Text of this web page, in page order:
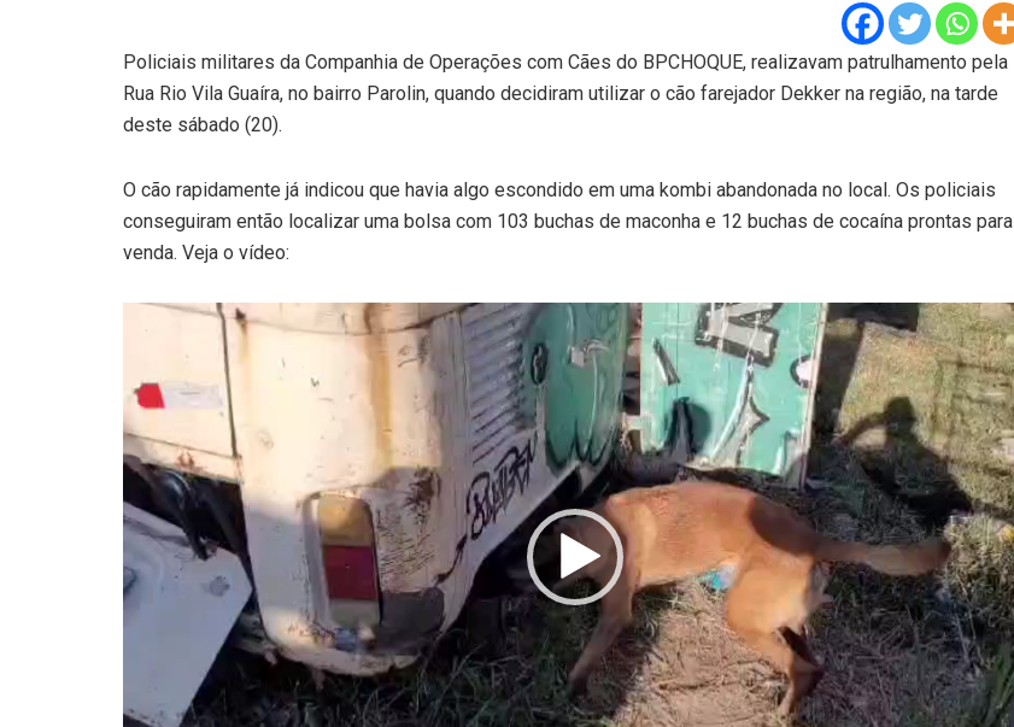
Policiais militares da Companhia de Operações com Cães do BPCHOQUE, realizavam patrulhamento pela
Rua Rio Vila Guaíra, no bairro Parolin, quando decidiram utilizar o cão farejador Dekker na região, na tarde
deste sábado (20).
O cão rapidamente já indicou que havia algo escondido em uma kombi abandonada no local. Os policiais
conseguiram então localizar uma bolsa com 103 buchas de maconha e 12 buchas de cocaína prontas para
venda. Veja o vídeo:
Tocador
vídeo